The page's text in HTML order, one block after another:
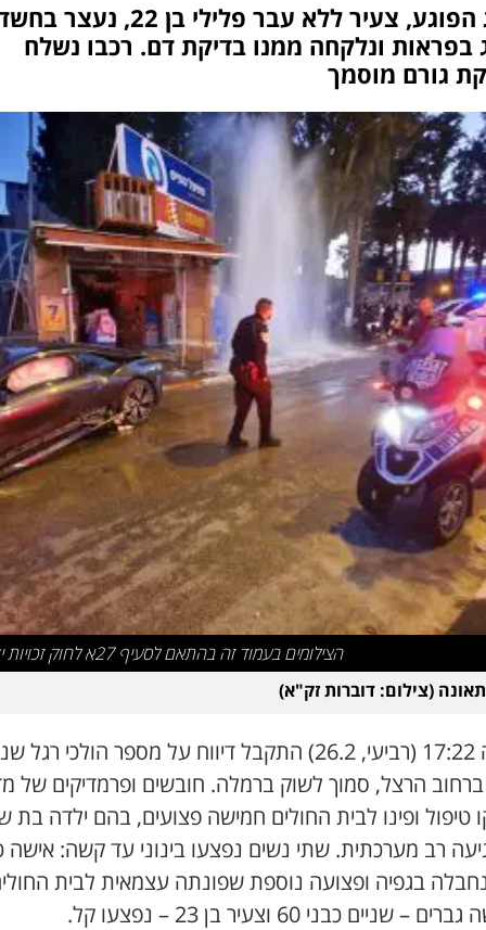
הנהג הפוגע, צעיר ללא עבר פלילי בן 22, נעצר
בפראות ונלקחה ממנו בדיקת דם. רכבו נשלח
גורם מוסמך
הצילומים בעמוד זה בהתאם לסעיף 27א לחוק זכויות יוצרים
(צילום: דוברות זק"א)
בשעה 17:22 (רביעי, 26.2) התקבל דיווח על מספר הולכי
הרצל, סמוך לשוק ברמלה. חובשים ופרמדיקים של
טיפול ופינו לבית החולים חמישה פצועים, בהם ילדה בת
רב מערכתית. שתי נשים נפצעו בינוני עד קשה: אישה
שנחבלה בגפיה ופצועה נוספת שפונתה עצמאית לבית
– שניים כבני 60 וצעיר בן 23 – נפצעו קל.